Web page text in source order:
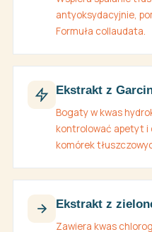
antyoksydacyjnie,
Formuła collaudata.
Ekstrakt z
Bogaty w kwas
kontrolować apetyt i
komórek
Ekstrakt z
Zawiera kwas